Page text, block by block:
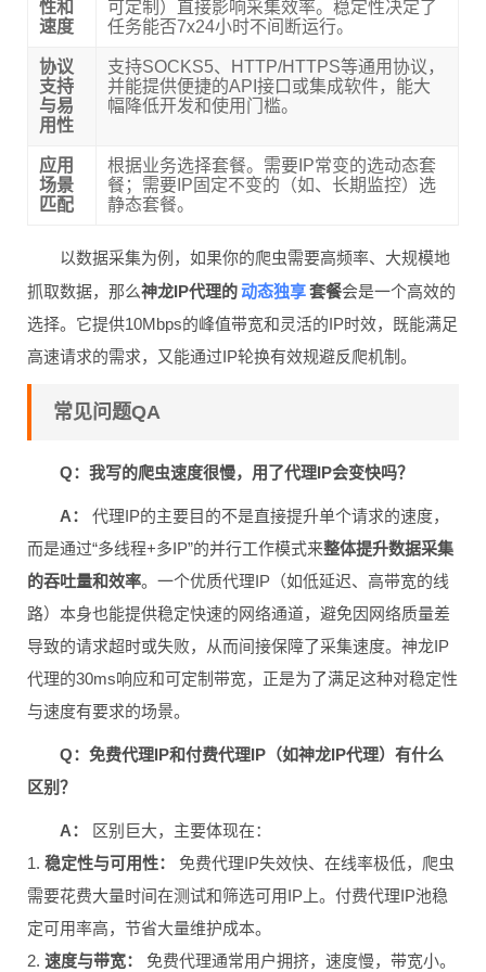
性和
速度
可定制）直接影响采集效率。稳定性决定了
任务能否7x24小时不间断运行。
协议
支持
与易
用性
支持SOCKS5、HTTP/HTTPS等通用协议，
并能提供便捷的API接口或集成软件，能大
幅降低开发和使用门槛。
应用
场景
匹配
根据业务选择套餐。需要IP常变的选动态套
餐；需要IP固定不变的（如、长期监控）选
静态套餐。
以数据采集为例，如果你的爬虫需要高频率、大规模地
抓取数据，那么神龙IP代理的动态独享套餐会是一个高效的
选择。它提供10Mbps的峰值带宽和灵活的IP时效，既能满足
高速请求的需求，又能通过IP轮换有效规避反爬机制。
常见问题QA
Q：我写的爬虫速度很慢，用了代理IP会变快吗？
A：
代理IP的主要目的不是直接提升单个请求的速度，
而是通过“多线程+多IP”的并行工作模式来整体提升数据采集
的吞吐量和效率。一个优质代理IP（如低延迟、高带宽的线
路）本身也能提供稳定快速的网络通道，避免因网络质量差
导致的请求超时或失败，从而间接保障了采集速度。神龙IP
代理的30ms响应和可定制带宽，正是为了满足这种对稳定性
与速度有要求的场景。
Q：免费代理IP和付费代理IP（如神龙IP代理）有什么
区别？
A：
区别巨大，主要体现在：
1. 稳定性与可用性：
免费代理IP失效快、在线率极低，爬虫
需要花费大量时间在测试和筛选可用IP上。付费代理IP池稳
定可用率高，节省大量维护成本。
2. 速度与带宽：
免费代理通常用户拥挤，速度慢，带宽小。